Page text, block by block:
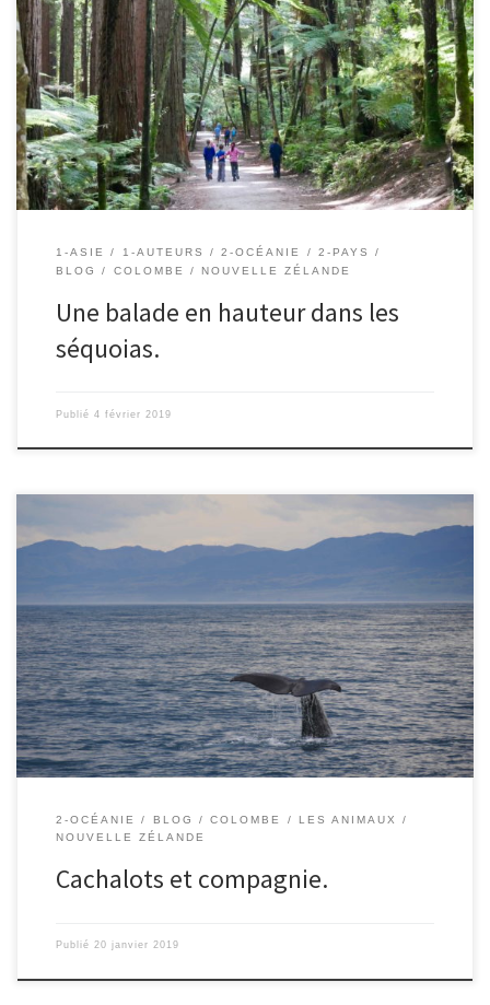
Le 3/02/2019 – Colombe. Nous avons fait une balade de 700
mètres sur des ponts suspendus dans la forêt de Rotorua. Durant
toute la balade, nous étions entre 9 et 12 mètres au dessus du sol.
Le plus grand pont mesurait 32 mètres de long. Je trouvais cela
très […]
1-ASIE 1-AUTEURS 2-OCÉANIE
2-PAYS
BLOG
COLOMBE NOUVELLE ZÉLANDE
Une balade en hauteur dans les
séquoias.
Publié 4 février 2019
19/01/2019 – Colombe. Lors d’une excursion en bateau, nous
avons pu voir une baleine, ou plus précisément un cachalot. Il
s’appelait Tiaki. Les spécialistes en baleines savent les reconnaitre
car les traits sur leurs queues sont uniques, comme nos empruntes
digitales. C’était vraiment beau de voir le cachalot remonter, puis
[…]
2-OCÉANIE BLOG COLOMBE
LES ANIMAUX
NOUVELLE ZÉLANDE
Cachalots et compagnie.
Publié 20 janvier 2019